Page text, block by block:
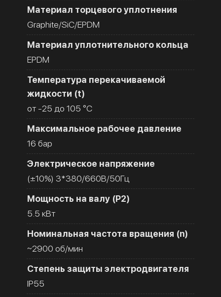
Материал торцевого уплотнения
Graphite/SiC/EPDM
Материал уплотнительного кольца
EPDM
Температура перекачиваемой
жидкости (t)
от -25 до 105 °C
Максимальное рабочее давление
16 бар
Электрическое напряжение
(±10%) 3*380/660В/50Гц
Мощность на валу (Р2)
5.5 кВт
Номинальная частота вращения (n)
~2900 об/мин
Степень защиты электродвигателя
IP55